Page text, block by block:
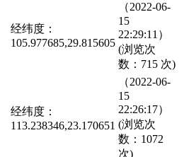
经纬度：
105.977685,29.815605
（2022-06-
15
22:29:11）
(浏览次
数：715 次)
经纬度：
113.238346,23.170651
（2022-06-
15
22:26:17）
(浏览次
数：1072
次)